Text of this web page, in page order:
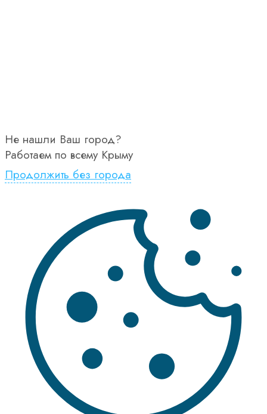
Не нашли Ваш город?
Работаем по всему Крыму
Продолжить без города